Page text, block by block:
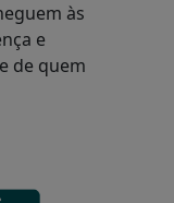
às
e
de quem